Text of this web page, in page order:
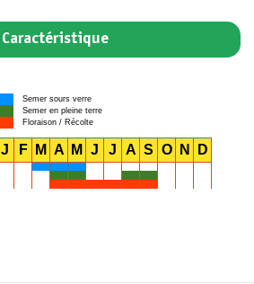
Caractéristique
Semer sours verre
Semer en pleine terre
Floraison / Récolte
J F M A M J J A S O N D